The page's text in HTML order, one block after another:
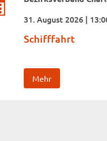
31. August 2026 |
Schifffahrt
Mehr